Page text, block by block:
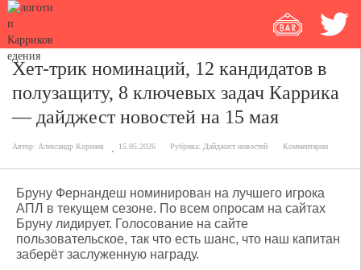
Хет-трик номинаций, 12 кандидатов в
полузащиту, 8 ключевых задач Каррика
— дайджест новостей на 15 мая
Автор: Александр Коренев 15.05.2026 Рубрика: Дайджест новостей Комментарии
Бруну Фернандеш номинирован на лучшего игрока
АПЛ в текущем сезоне. По всем опросам на сайтах
Бруну лидирует. Голосование на сайте
пользовательское, так что есть шанс, что наш капитан
заберёт заслуженную награду.